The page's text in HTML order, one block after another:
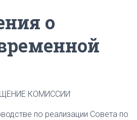
о
КОМИССИИ
по реализации Совета по